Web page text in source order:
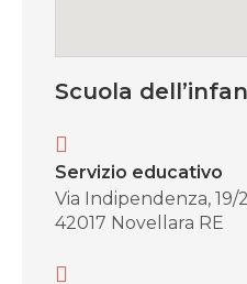
Scuola
Servizio educativo
Via Indipendenza, 19/
42017 Novellara RE